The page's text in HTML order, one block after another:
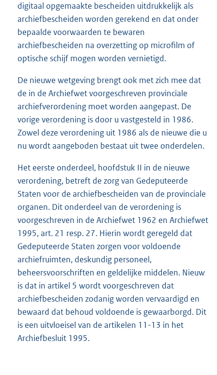
digitaal opgemaakte bescheiden uitdrukkelijk als
archiefbescheiden worden gerekend en dat onder
bepaalde voorwaarden te bewaren
archiefbescheiden na overzetting op microfilm of
optische schijf mogen worden vernietigd.
De nieuwe wetgeving brengt ook met zich mee dat
de in de Archiefwet voorgeschreven provinciale
archiefverordening moet worden aangepast. De
vorige verordening is door u vastgesteld in 1986.
Zowel deze verordening uit 1986 als de nieuwe die u
nu wordt aangeboden bestaat uit twee onderdelen.
Het eerste onderdeel, hoofdstuk II in de nieuwe
verordening, betreft de zorg van Gedeputeerde
Staten voor de archiefbescheiden van de provinciale
organen. Dit onderdeel van de verordening is
voorgeschreven in de Archiefwet 1962 en Archiefwet
1995, art. 21 resp. 27. Hierin wordt geregeld dat
Gedeputeerde Staten zorgen voor voldoende
archiefruimten, deskundig personeel,
beheersvoorschriften en geldelijke middelen. Nieuw
is dat in artikel 5 wordt voorgeschreven dat
archiefbescheiden zodanig worden vervaardigd en
bewaard dat behoud voldoende is gewaarborgd. Dit
is een uitvloeisel van de artikelen 11-13 in het
Archiefbesluit 1995.